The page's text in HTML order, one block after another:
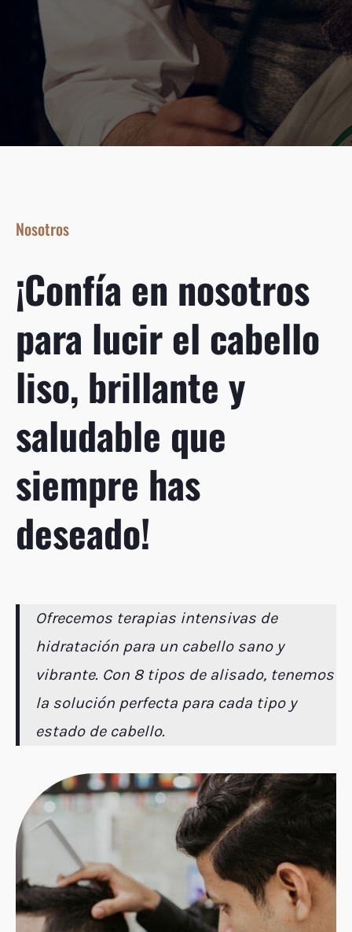
Nosotros
¡Confía en nosotros
para lucir el cabello
liso, brillante y
saludable que
siempre has
deseado!
Ofrecemos terapias intensivas de
hidratación para un cabello sano y
vibrante. Con 8 tipos de alisado, tenemos
la solución perfecta para cada tipo y
estado de cabello.